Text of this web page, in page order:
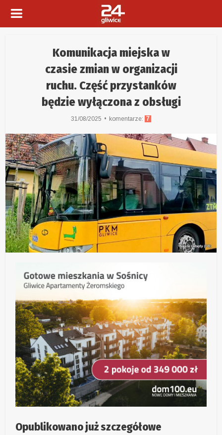
Komunikacja miejska w
czasie zmian w organizacji
ruchu. Część przystanków
będzie wyłączona z obsługi
31/08/2025 komentarze: 7
Opublikowano już szczegółowe